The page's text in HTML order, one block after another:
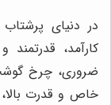
در دنیای
کارآمد،
ضروری، چرخ
خاص و قدرت